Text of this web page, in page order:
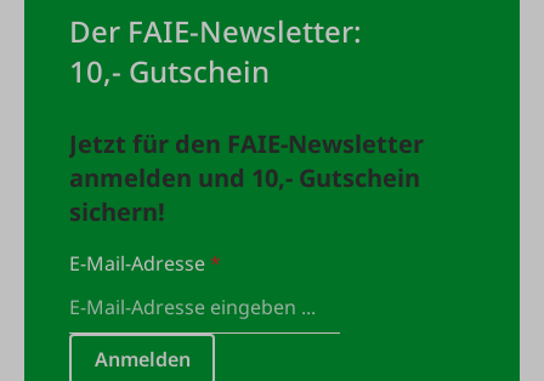
Der FAIE-Newsletter:
10,- Gutschein
Jetzt für den FAIE-Newsletter
anmelden und 10,- Gutschein
sichern!
E-Mail-Adresse*
Anmelden